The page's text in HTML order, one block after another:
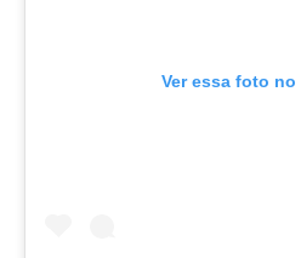
Ver essa foto no